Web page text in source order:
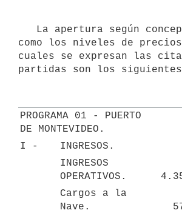
como los niveles de
cuales se expresan las
partidas son los
PROGRAMA 01 - PUERTO
DE MONTEVIDEO.
I -
INGRESOS.
INGRESOS
OPERATIVOS.
Cargos a la
Nave.